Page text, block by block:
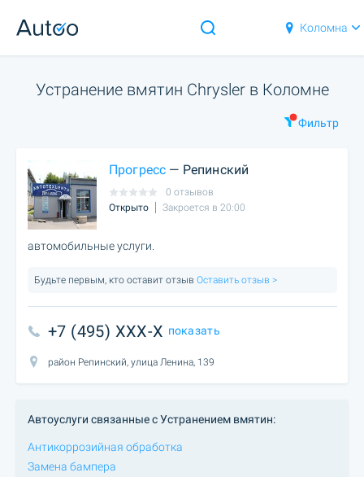
Коломна
Устранение вмятин Chrysler в Коломне
Фильтр
Прогресс — Репинский
0 отзывов
Открыто
Закроется в 20:00
автомобильные услуги.
Будьте первым, кто оставит отзыв Оставить отзыв >
+7 (495) XXX-X показать
район Репинский, улица Ленина, 139
Автоуслуги связанные с Устранением вмятин:
Антикоррозийная обработка
Замена бампера